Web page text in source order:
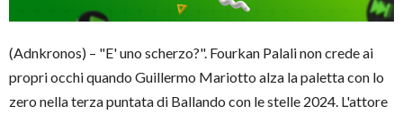
(Adnkronos) – "E' uno scherzo?". Fourkan Palali non crede ai
propri occhi quando Guillermo Mariotto alza la paletta con lo
zero nella terza puntata di Ballando con le stelle 2024. L'attore